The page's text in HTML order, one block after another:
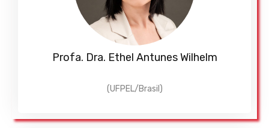
Profa. Dra. Ethel Antunes Wilhelm
(UFPEL/Brasil)